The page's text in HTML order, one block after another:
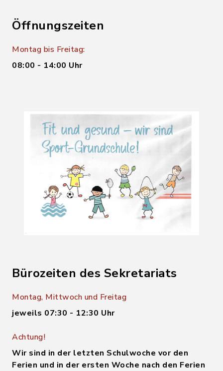
Öffnungszeiten
Montag bis Freitag:
08:00 - 14:00 Uhr
Bürozeiten des Sekretariats
Montag, Mittwoch und Freitag
jeweils 07:30 - 12:30 Uhr
Achtung!
Wir sind in der letzten Schulwoche vor den
Ferien und in der ersten Woche nach den Ferien